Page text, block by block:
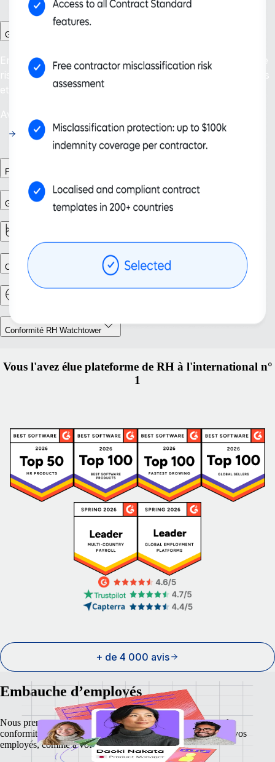
Gestion des freelances Plus
Embauchez en toute confiance : protégez-vous contre le
risque de requalification de contrat dans plus de 200 pays
et territoires.
Availability: En cours
Flux RH
Gestion des effectifs
Création d’entité
Conformité RH Watchtower
Vous l'avez élue plateforme de RH à l'international n°
1
+ de 4 000 avis
Embauche d’employés
Nous prenons en charge la paie, les taxes, les avantages et la
conformité afin d’offrir le confort et la sécurité nécessaires à vos
employés, comme à votre entreprise.